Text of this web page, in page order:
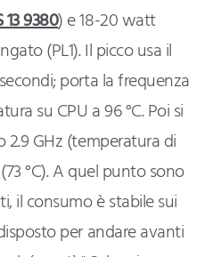
9380) e 18-20 watt
(PL1). Il picco usa il
porta la frequenza
su CPU a 96 °C. Poi si
2.9 GHz (temperatura di
°C). A quel punto sono
il consumo è stabile sui
per andare avanti